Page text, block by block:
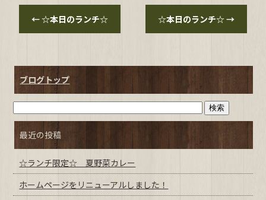
←☆本日のランチ☆ ☆本日のランチ☆→
ブログトップ
最近の投稿
☆ランチ限定☆ 夏野菜カレー
ホームページをリニューアルしました！